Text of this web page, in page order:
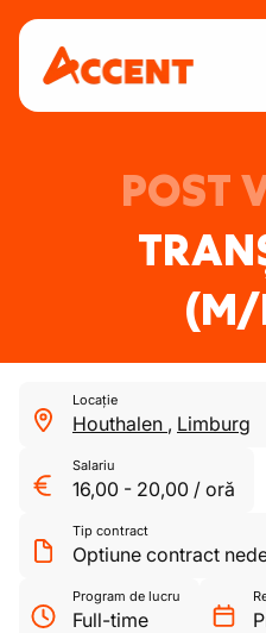
POST
Locație
Houthalen , Limburg
Salariu
16,00 - 20,00 / oră
Tip contract
Optiune contract
Program de lucru
Full-time